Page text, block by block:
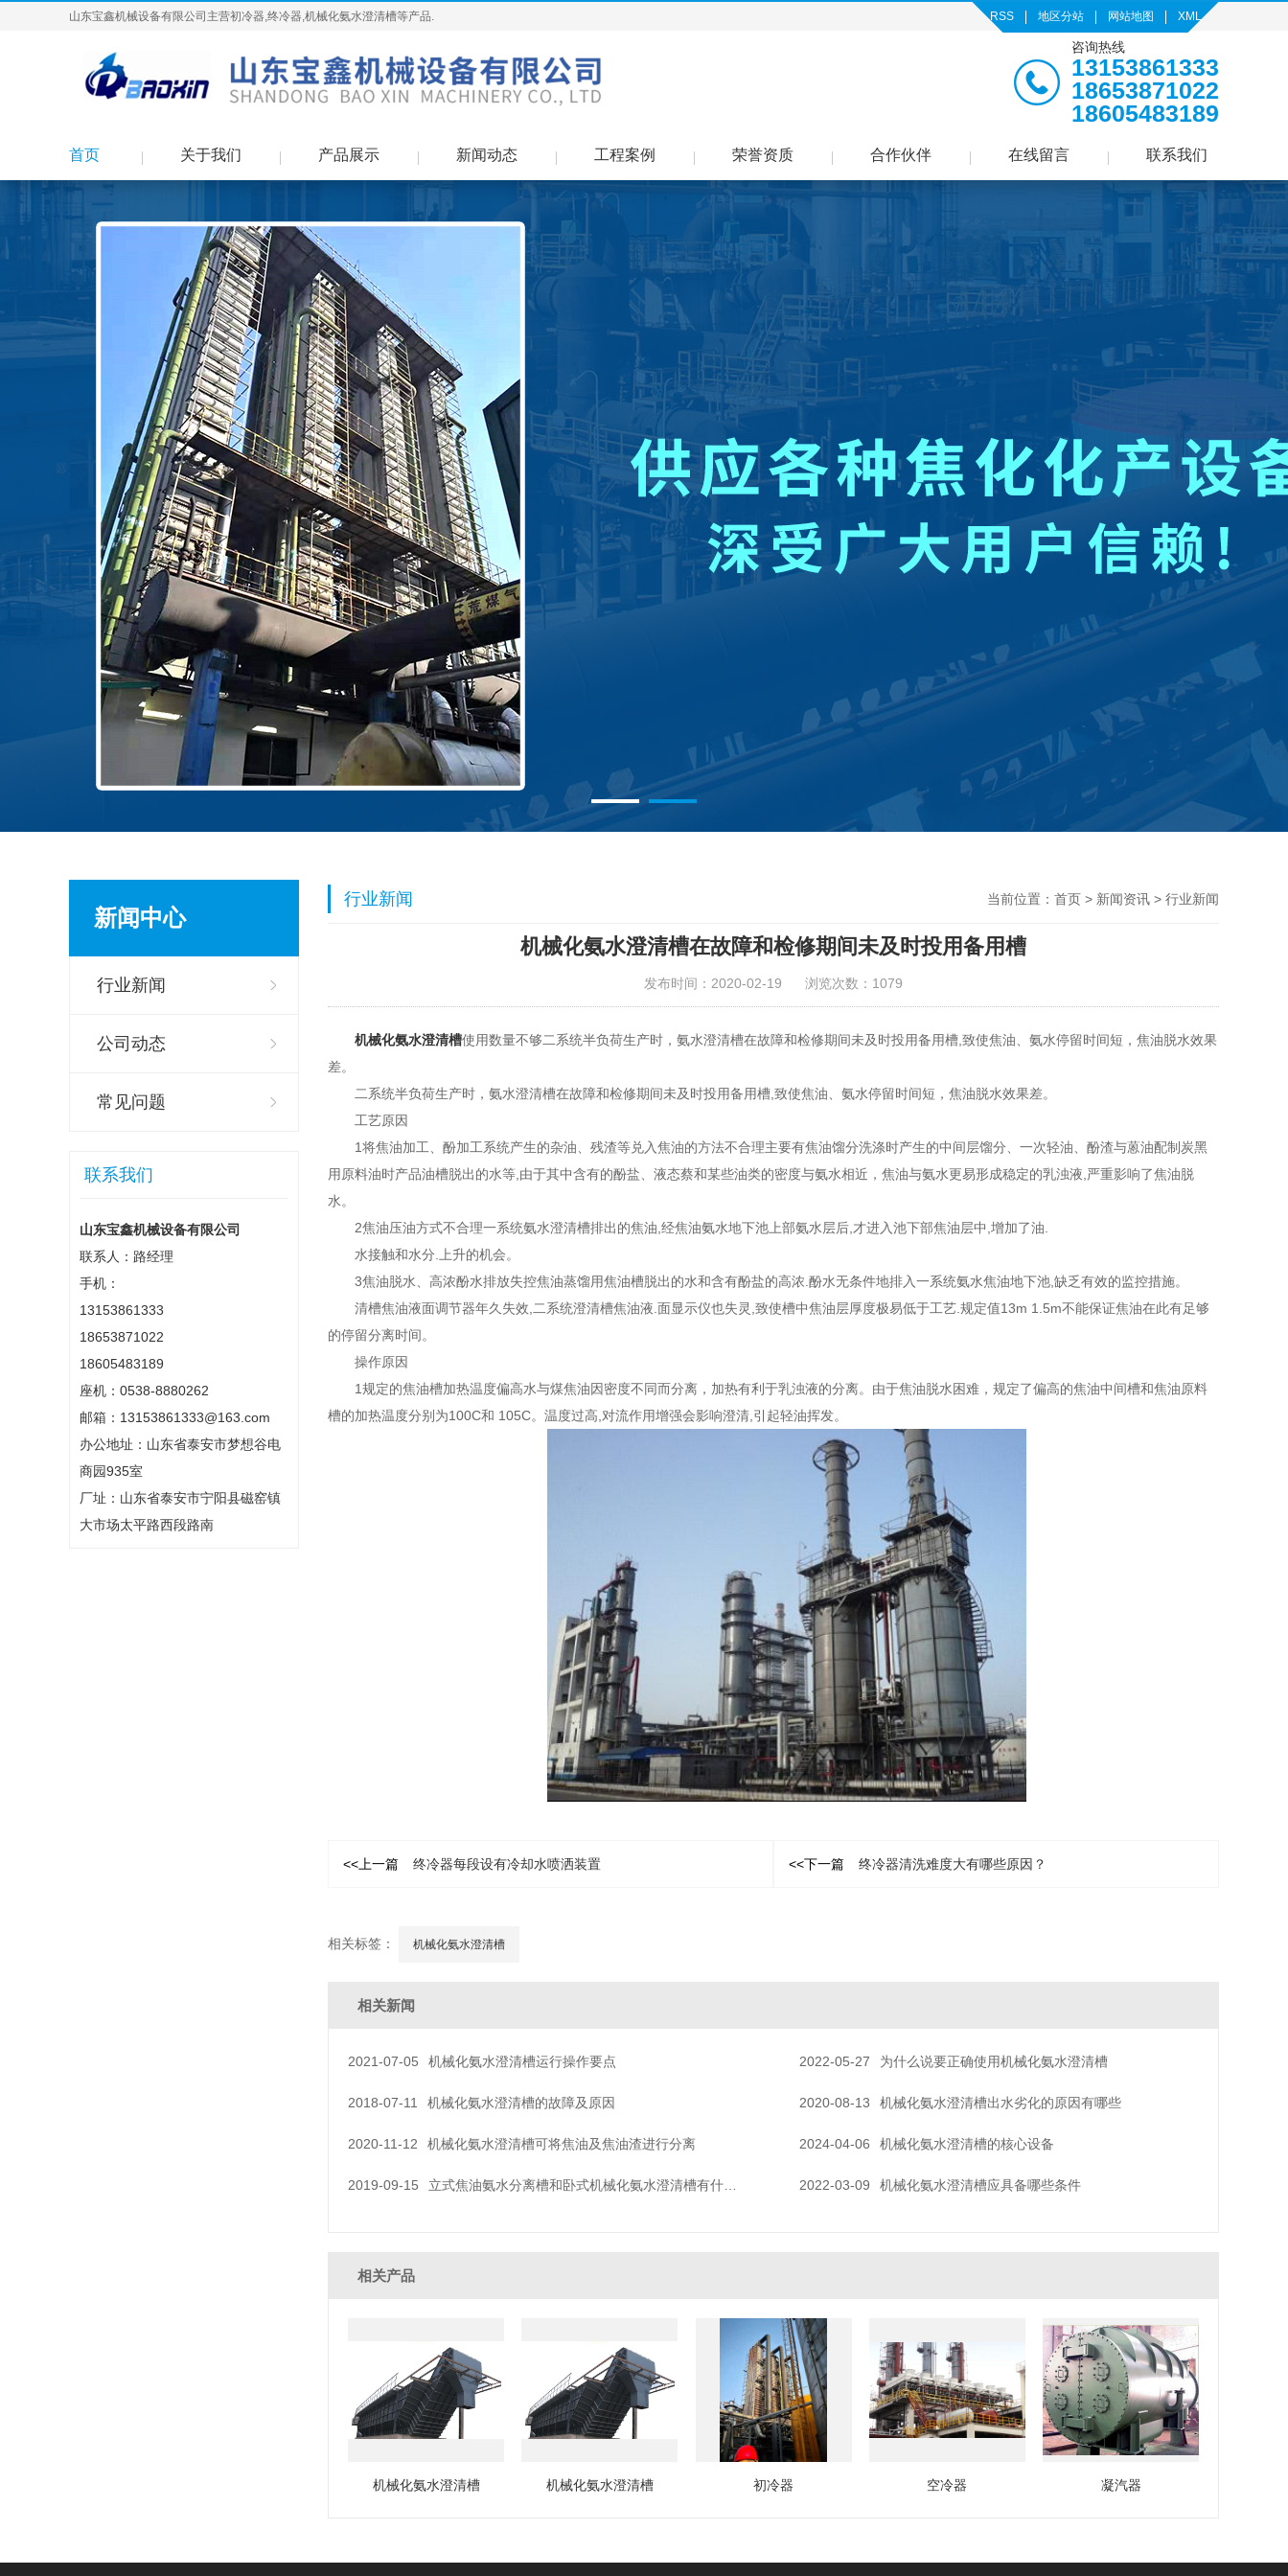
山东宝鑫机械设备有限公司主营初冷器,终冷器,机械化氨水澄清槽等产品. RSS 地区分站 网站地图 XML
咨询热线
13153861333
18653871022
18605483189
首页 关于我们 产品展示 新闻动态 工程案例 荣誉资质 合作伙伴 在线留言 联系我们
新闻中心
行业新闻
公司动态
常见问题
联系我们
山东宝鑫机械设备有限公司
联系人：路经理
手机：
13153861333
18653871022
18605483189
座机：0538-8880262
邮箱：13153861333@163.com
办公地址：山东省泰安市梦想谷电
商园935室
厂址：山东省泰安市宁阳县磁窑镇
大市场太平路西段路南
当前位置： 首页 > 新闻资讯 > 行业新闻
行业新闻
机械化氨水澄清槽在故障和检修期间未及时投用备用槽
发布时间：2020-02-19 浏览次数：1079
机械化氨水澄清槽使用数量不够二系统半负荷生产时，氨水澄清槽在故障和检修期间未及时投用备用槽,致使焦油、氨水停留时间短，焦油脱水效果
差。
二系统半负荷生产时，氨水澄清槽在故障和检修期间未及时投用备用槽,致使焦油、氨水停留时间短，焦油脱水效果差。
工艺原因
1将焦油加工、酚加工系统产生的杂油、残渣等兑入焦油的方法不合理主要有焦油馏分洗涤时产生的中间层馏分、一次轻油、酚渣与蒽油配制炭黑
用原料油时产品油槽脱出的水等,由于其中含有的酚盐、液态蔡和某些油类的密度与氨水相近，焦油与氨水更易形成稳定的乳浊液,严重影响了焦油脱
水。
2焦油压油方式不合理一系统氨水澄清槽排出的焦油,经焦油氨水地下池上部氨水层后,才进入池下部焦油层中,增加了油.
水接触和水分.上升的机会。
3焦油脱水、高浓酚水排放失控焦油蒸馏用焦油槽脱出的水和含有酚盐的高浓.酚水无条件地排入一系统氨水焦油地下池,缺乏有效的监控措施。
清槽焦油液面调节器年久失效,二系统澄清槽焦油液.面显示仪也失灵,致使槽中焦油层厚度极易低于工艺.规定值13m 1.5m不能保证焦油在此有足够
的停留分离时间。
操作原因
1规定的焦油槽加热温度偏高水与煤焦油因密度不同而分离，加热有利于乳浊液的分离。由于焦油脱水困难，规定了偏高的焦油中间槽和焦油原料
槽的加热温度分别为100C和 105C。温度过高,对流作用增强会影响澄清,引起轻油挥发。
<<上一篇 终冷器每段设有冷却水喷洒装置 <<下一篇 终冷器清洗难度大有哪些原因？
相关标签： 机械化氨水澄清槽
相关新闻
2021-07-05 机械化氨水澄清槽运行操作要点 2022-05-27 为什么说要正确使用机械化氨水澄清槽
2018-07-11 机械化氨水澄清槽的故障及原因 2020-08-13 机械化氨水澄清槽出水劣化的原因有哪些
2020-11-12 机械化氨水澄清槽可将焦油及焦油渣进行分离 2024-04-06 机械化氨水澄清槽的核心设备
2019-09-15 立式焦油氨水分离槽和卧式机械化氨水澄清槽有什么区别 2022-03-09 机械化氨水澄清槽应具备哪些条件
相关产品
机械化氨水澄清槽 机械化氨水澄清槽 初冷器 空冷器 凝汽器